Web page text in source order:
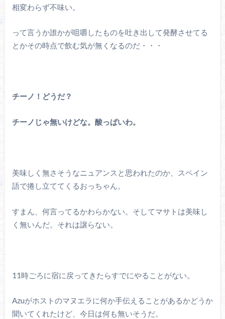
相変わらず不味い。
って言うか誰かが咀嚼したものを吐き出して発酵させてる
とかその時点で飲む気が無くなるのだ・・・
チーノ！どうだ？
チーノじゃ無いけどな。酸っぱいわ。
美味しく無さそうなニュアンスと思われたのか、スペイン
語で捲し立ててくるおっちゃん。
すまん、何言ってるかわらかない。そしてマサトは美味し
く無いんだ。それは譲らない。
11時ごろに宿に戻ってきたらすでにやることがない。
Azuがホストのマヌエラに何か手伝えることがあるかどうか
聞いてくれたけど、今日は何も無いそうだ。